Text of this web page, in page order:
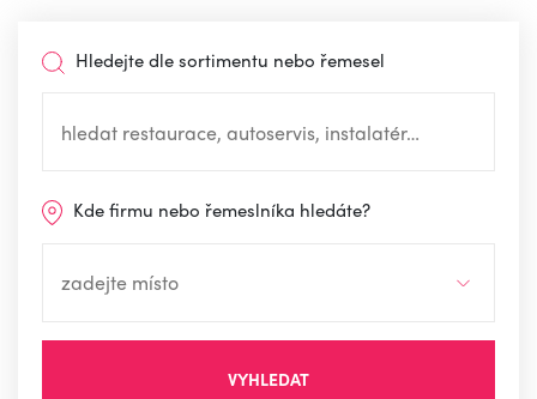
Hledejte dle sortimentu nebo řemesel
Kde firmu nebo řemeslníka hledáte?
VYHLEDAT